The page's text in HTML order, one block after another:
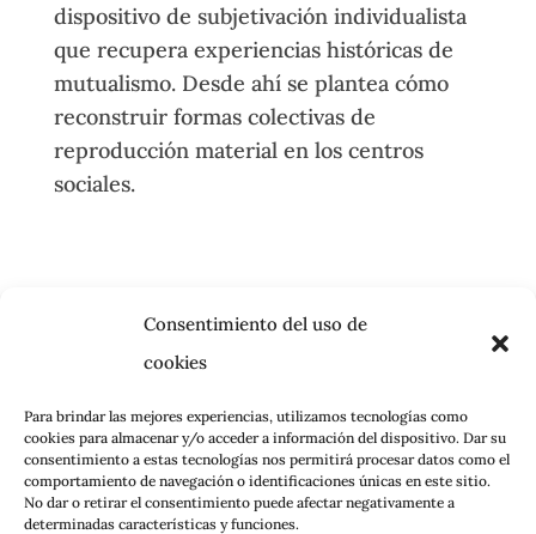
Consentimiento del uso de
cookies
Para brindar las mejores experiencias, utilizamos tecnologías como
cookies para almacenar y/o acceder a información del dispositivo. Dar su
consentimiento a estas tecnologías nos permitirá procesar datos como el
comportamiento de navegación o identificaciones únicas en este sitio.
No dar o retirar el consentimiento puede afectar negativamente a
determinadas características y funciones.
dispositivo de subjetivación individualista
que recupera experiencias históricas de
mutualismo. Desde ahí se plantea cómo
reconstruir formas colectivas de
reproducción material en los centros
sociales.